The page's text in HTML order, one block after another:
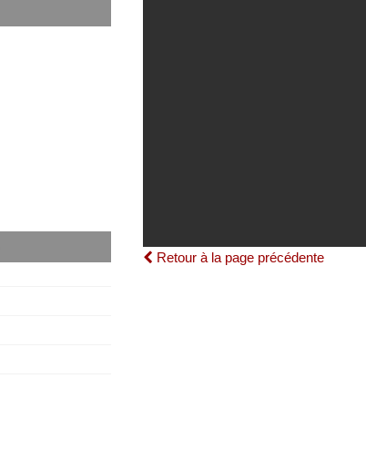
Retour à la page précédente